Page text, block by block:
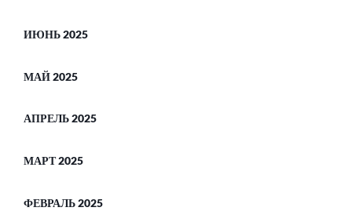
ИЮНЬ 2025
МАЙ 2025
АПРЕЛЬ 2025
МАРТ 2025
ФЕВРАЛЬ 2025